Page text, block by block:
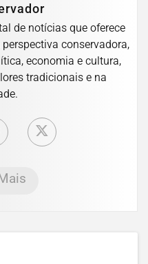
de notícias que oferece
conservadora,
economia e cultura,
tradicionais e na